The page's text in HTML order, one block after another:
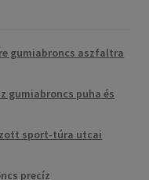
gumiabroncs aszfaltra
gumiabroncs puha és
sport-túra utcai
precíz